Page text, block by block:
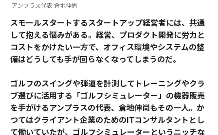
アンプラス代表 倉地伸尚
スモールスタートするスタートアップ経営者には、共通
して抱える悩みがある。経営、プロダクト開発に労力と
コストをかけたい一方で、オフィス環境やシステムの整
備はどうしても手が回らなくなってしまうのだ。
ゴルフのスイングや弾道を計測してトレーニングやクラ
ブ選びに活用する「ゴルフシミュレーター」の機器販売
を手がけるアンプラスの代表、倉地伸尚もその一人。か
つてはクライアント企業のためのITコンサルタントとし
て働いていたが、ゴルフシミュレーターというニッチな